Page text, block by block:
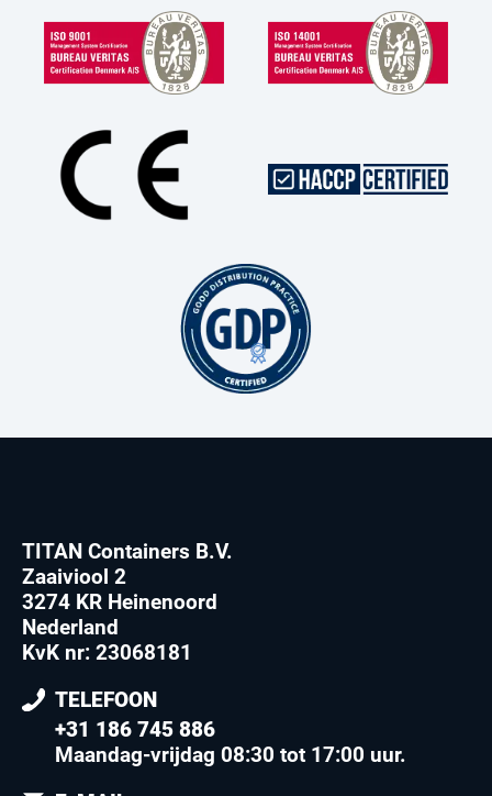
TITAN Containers B.V.
Zaaiviool 2
3274 KR Heinenoord
Nederland
KvK nr: 23068181
TELEFOON
+31 186 745 886
Maandag-vrijdag 08:30 tot 17:00 uur.